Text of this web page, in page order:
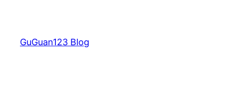
GuGuan123 Blog